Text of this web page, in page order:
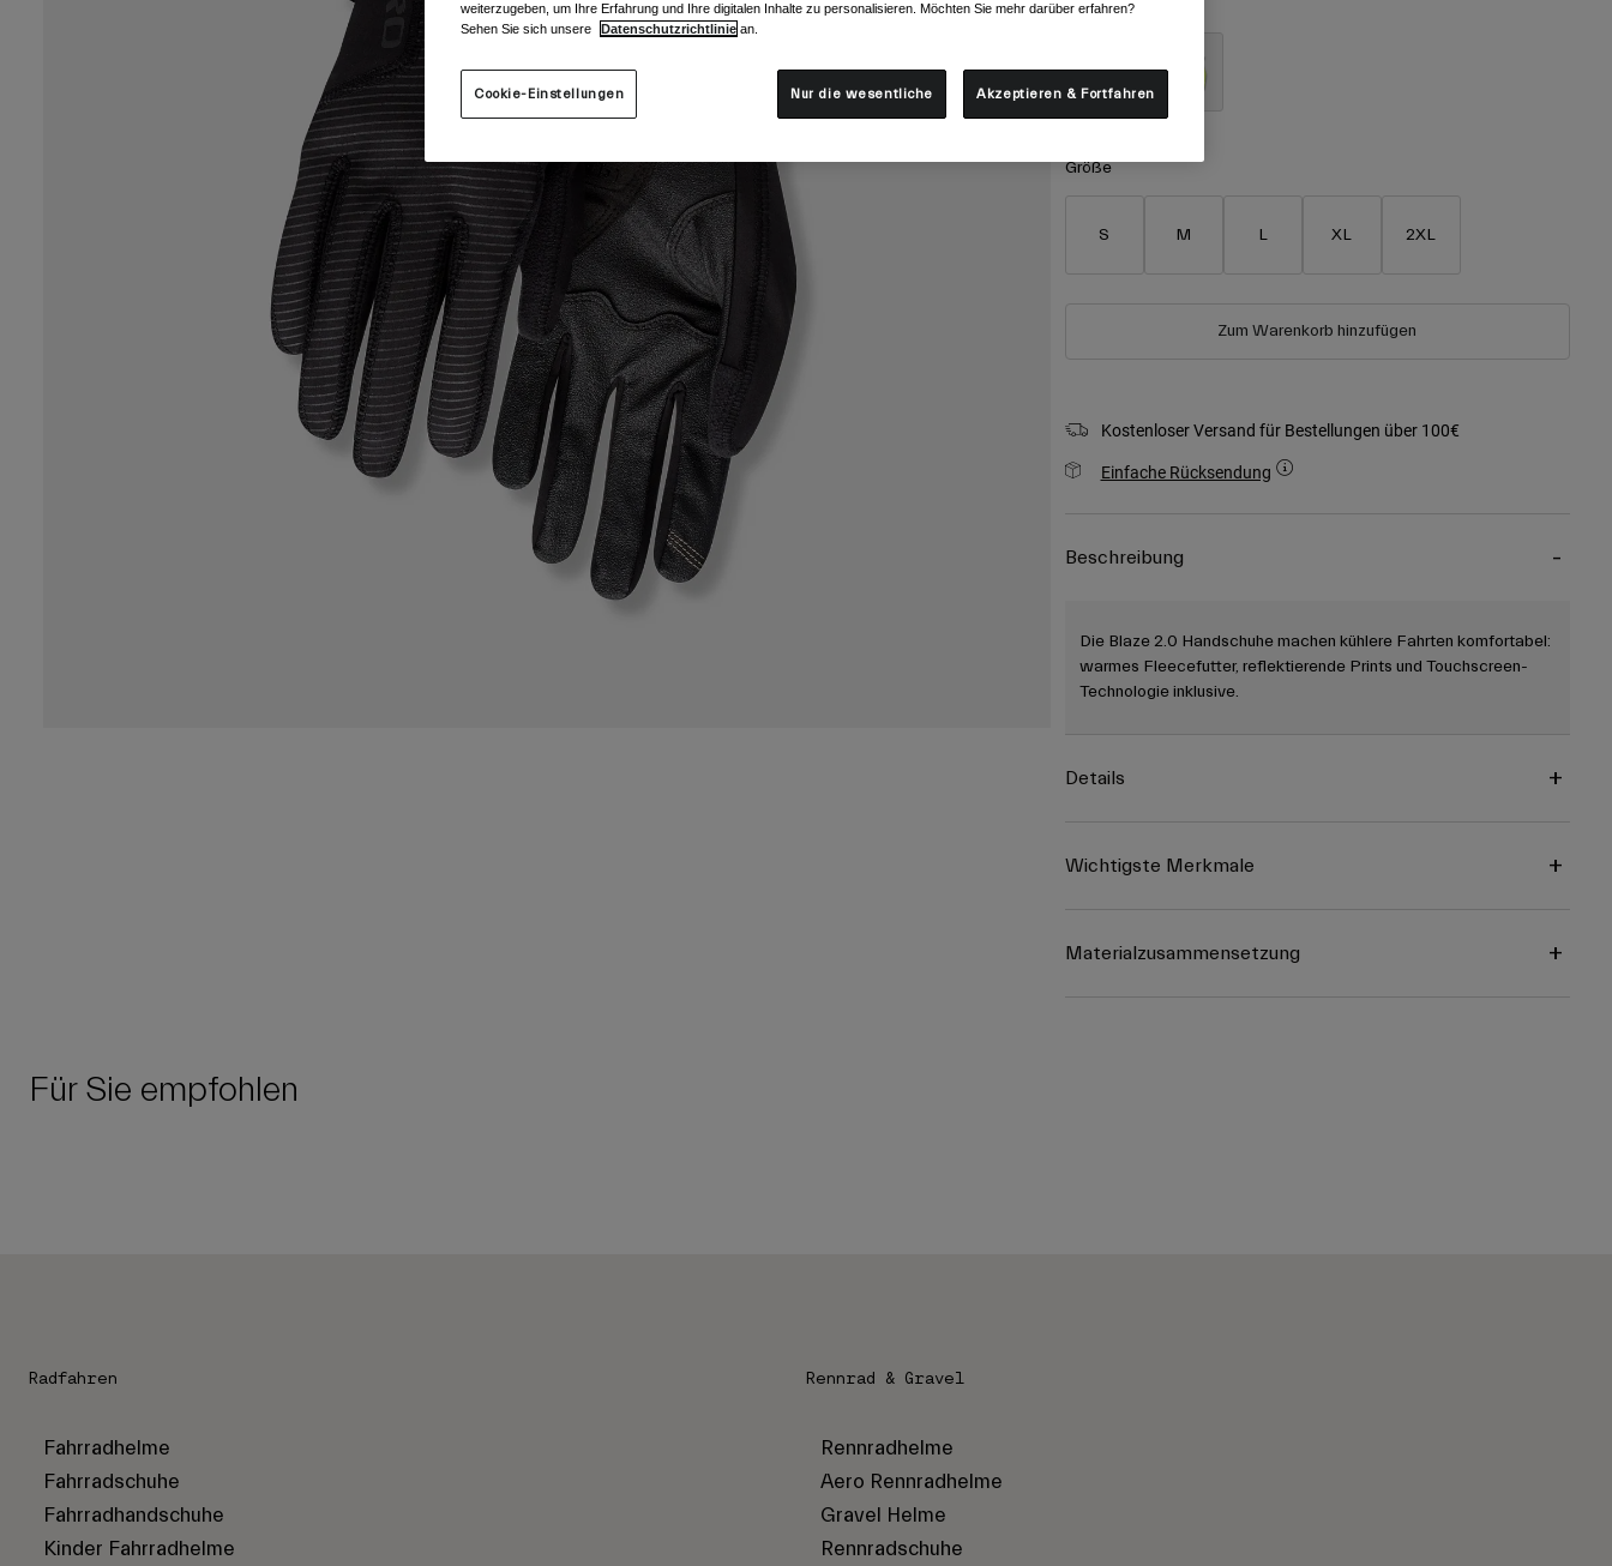
Farben -Schwarz
ausgewählt
Größe
S M L XL 2XL
Zum Warenkorb hinzufügen
Kostenloser Versand für Bestellungen über 100€
Einfache Rücksendung
Beschreibung
Die Blaze 2.0 Handschuhe machen kühlere Fahrten komfortabel:
warmes Fleecefutter, reflektierende Prints und Touchscreen-
Technologie inklusive.
Details
Wichtigste Merkmale
Materialzusammensetzung
Für Sie empfohlen
Radfahren
Fahrradhelme
Fahrradschuhe
Fahrradhandschuhe
Kinder Fahrradhelme
Rennrad & Gravel
Rennradhelme
Aero Rennradhelme
Gravel Helme
Rennradschuhe
weiterzugeben, um Ihre Erfahrung und Ihre digitalen Inhalte zu personalisieren. Möchten Sie mehr darüber erfahren?
Sehen Sie sich unsere
Datenschutzrichtlinie an.
Cookie-Einstellungen Nur die wesentliche Akzeptieren & Fortfahren